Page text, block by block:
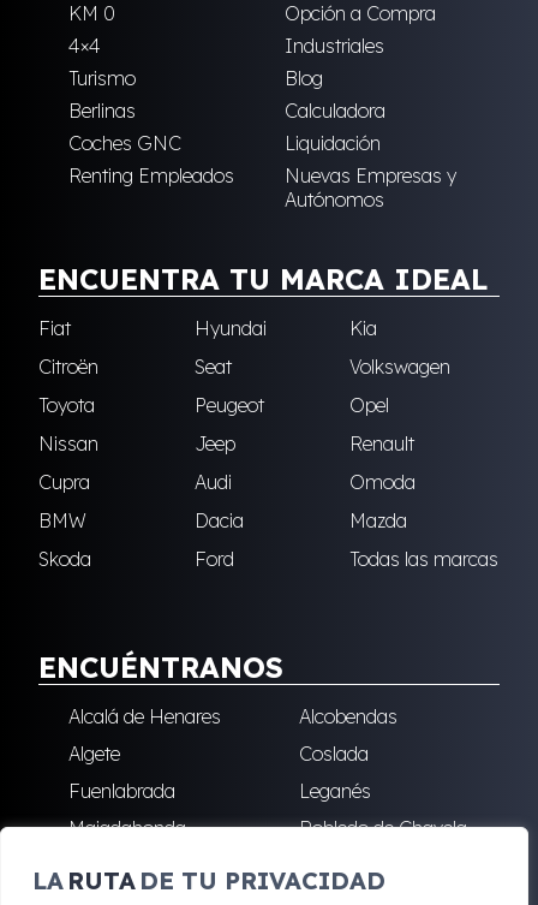
LA RUTA DE TU PRIVACIDAD
KM 0
Opción a Compra
4×4
Industriales
Turismo
Blog
Berlinas
Calculadora
Coches GNC
Liquidación
Renting Empleados
Nuevas Empresas y
Autónomos
ENCUENTRA TU MARCA IDEAL
Fiat Hyundai
Kia
Citroën
Seat
Volkswagen
Toyota
Peugeot
Opel
Nissan
Jeep
Renault
Cupra
Audi
Omoda
BMW
Dacia
Mazda
Skoda
Ford Todas las marcas
ENCUÉNTRANOS
Alcalá de Henares
Alcobendas
Algete
Coslada
Fuenlabrada
Leganés
Majadahonda
Robledo de Chavela
Reyes